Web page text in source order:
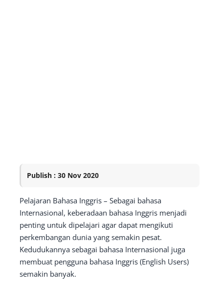
Publish : 30 Nov 2020
Pelajaran Bahasa Inggris – Sebagai bahasa
Internasional, keberadaan bahasa Inggris menjadi
penting untuk dipelajari agar dapat mengikuti
perkembangan dunia yang semakin pesat.
Kedudukannya sebagai bahasa Internasional juga
membuat pengguna bahasa Inggris (English Users)
semakin banyak.